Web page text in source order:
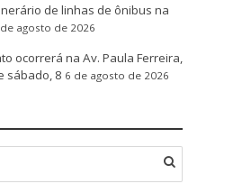
de linhas de ônibus na
agosto de 2026
ocorrerá na Av. Paula Ferreira,
sábado, 8 6 de agosto de 2026